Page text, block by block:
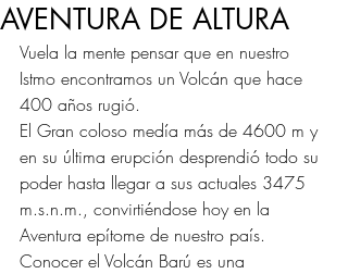
AVENTURA DE ALTURA
Vuela la mente pensar que en nuestro
Istmo encontramos un Volcán que hace
400 años rugió.
El Gran coloso medía más de 4600 m y
en su última erupción desprendió todo su
poder hasta llegar a sus actuales 3475
m.s.n.m., convirtiéndose hoy en la
Aventura epítome de nuestro país.
Conocer el Volcán Barú es una